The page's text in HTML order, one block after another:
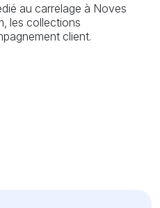
au carrelage à Noves
les collections
client.